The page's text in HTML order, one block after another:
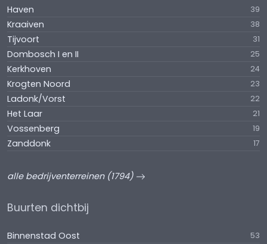
Haven 39
Kraaiven 38
Tijvoort 31
Dombosch I en II 25
Kerkhoven 24
Krogten Noord 23
Ladonk/Vorst 22
Het Laar 21
Vossenberg 19
Zanddonk 17
alle bedrijventerreinen (1794)
Buurten dichtbij
Binnenstad Oost 53